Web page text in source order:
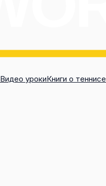
Видео урокиКниги о теннисе